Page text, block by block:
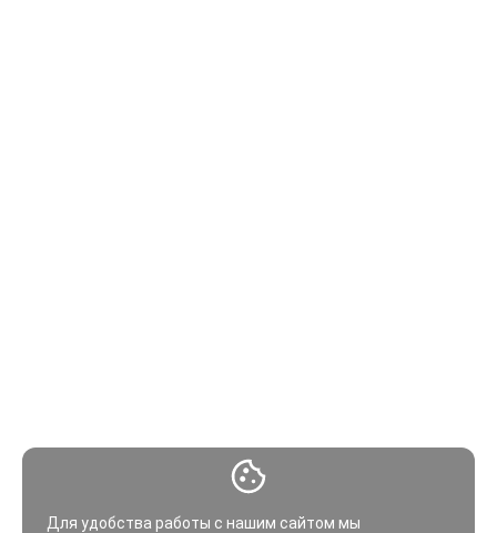
Для удобства работы с нашим сайтом мы